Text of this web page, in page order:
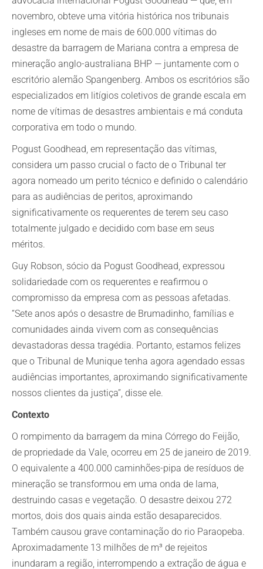
novembro, obteve uma vitória histórica nos tribunais
ingleses em nome de mais de 600.000 vítimas do
desastre da barragem de Mariana contra a empresa de
mineração anglo-australiana BHP — juntamente com o
escritório alemão Spangenberg. Ambos os escritórios são
especializados em litígios coletivos de grande escala em
nome de vítimas de desastres ambientais e má conduta
corporativa em todo o mundo.
Pogust Goodhead, em representação das vítimas,
considera um passo crucial o facto de o Tribunal ter
agora nomeado um perito técnico e definido o calendário
para as audiências de peritos, aproximando
significativamente os requerentes de terem seu caso
totalmente julgado e decidido com base em seus
méritos.
Guy Robson, sócio da Pogust Goodhead, expressou
solidariedade com os requerentes e reafirmou o
compromisso da empresa com as pessoas afetadas.
“Sete anos após o desastre de Brumadinho, famílias e
comunidades ainda vivem com as consequências
devastadoras dessa tragédia. Portanto, estamos felizes
que o Tribunal de Munique tenha agora agendado essas
audiências importantes, aproximando significativamente
nossos clientes da justiça”, disse ele.
Contexto
O rompimento da barragem da mina Córrego do Feijão,
de propriedade da Vale, ocorreu em 25 de janeiro de 2019.
O equivalente a 400.000 caminhões-pipa de resíduos de
mineração se transformou em uma onda de lama,
destruindo casas e vegetação. O desastre deixou 272
mortos, dois dos quais ainda estão desaparecidos.
Também causou grave contaminação do rio Paraopeba.
Aproximadamente 13 milhões de m³ de rejeitos
inundaram a região, interrompendo a extração de água e